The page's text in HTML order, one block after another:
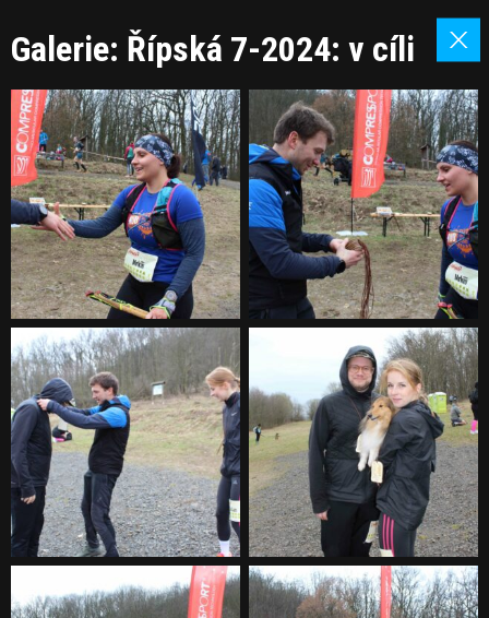
Galerie: Řípská 7-2024: v cíli